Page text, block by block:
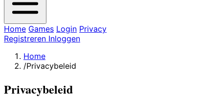
Home Games Login Privacy
Registreren Inloggen
Home
/Privacybeleid
Privacybeleid